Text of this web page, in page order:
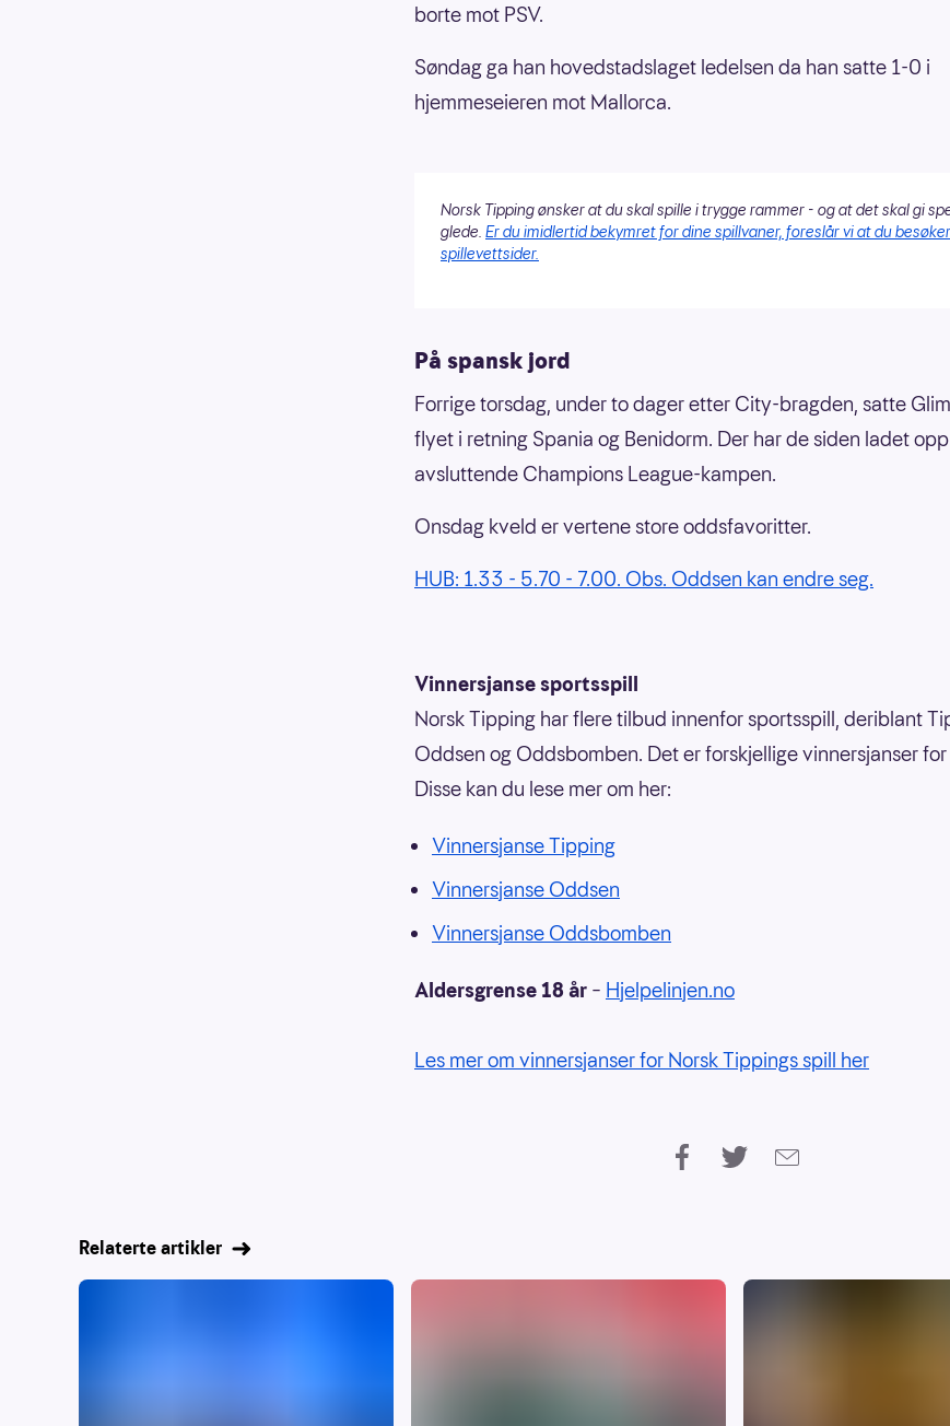
borte mot PSV.
Søndag ga han hovedstadslaget ledelsen da han satte 1-0 i
hjemmeseieren mot Mallorca.
Norsk Tipping ønsker at du skal spille i trygge rammer - og at det skal gi
glede. Er du imidlertid bekymret for dine spillvaner, foreslår vi at du
spillevettsider.
På spansk jord
Forrige torsdag, under to dager etter City-bragden, satte
flyet i retning Spania og Benidorm. Der har de siden ladet
avsluttende Champions League-kampen.
Onsdag kveld er vertene store oddsfavoritter.
HUB: 1.33 - 5.70 - 7.00. Obs. Oddsen kan endre seg.
Vinnersjanse sportsspill
Norsk Tipping har flere tilbud innenfor sportsspill, deriblant
Oddsen og Oddsbomben. Det er forskjellige vinnersjanser
Disse kan du lese mer om her:
Vinnersjanse Tipping
Vinnersjanse Oddsen
Vinnersjanse Oddsbomben
Aldersgrense 18 år – Hjelpelinjen.no
Les mer om vinnersjanser for Norsk Tippings spill her
Relaterte artikler